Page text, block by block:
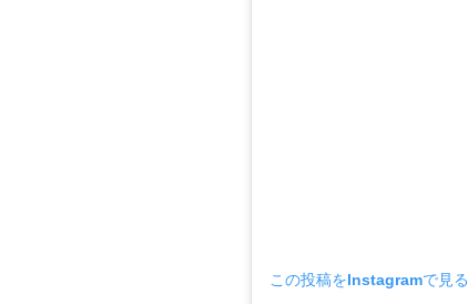
この投稿をInstagramで見る